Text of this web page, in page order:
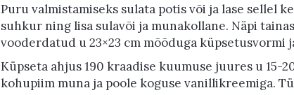
Puru valmistamiseks sulata potis või ja lase sellel
suhkur ning lisa sulavõi ja munakollane. Näpi
vooderdatud u 23×23 cm mõõduga küpsetusvormi
Küpseta ahjus 190 kraadise kuumuse juures u 15-
kohupiim muna ja poole koguse vanillikreemiga.